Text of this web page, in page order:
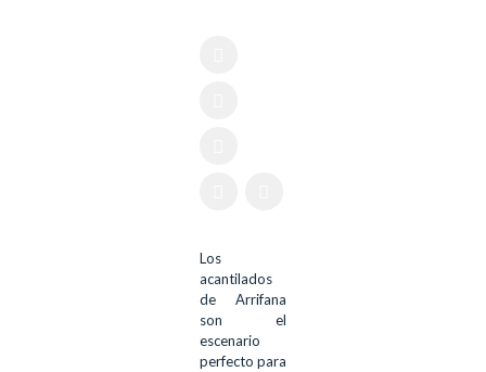
Los
acantilados
de Arrifana
son el
escenario
perfecto para